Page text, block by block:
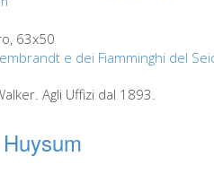
63x50
e dei Fiamminghi del
Agli Uffizi dal 1893.